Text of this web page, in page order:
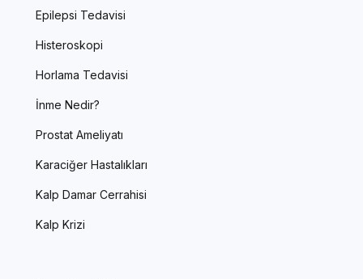
Epilepsi Tedavisi
Histeroskopi
Horlama Tedavisi
İnme Nedir?
Prostat Ameliyatı
Karaciğer Hastalıkları
Kalp Damar Cerrahisi
Kalp Krizi